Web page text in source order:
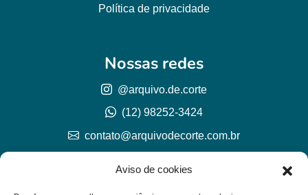
Aviso de cookies
Política de privacidade
Nossas redes
@arquivo.de.corte
(12) 98252-3424
contato@arquivodecorte.com.br